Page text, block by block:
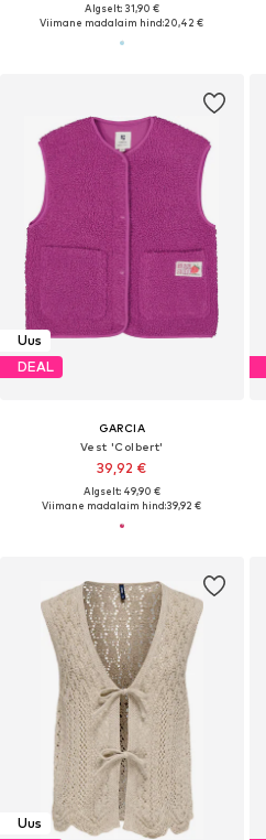
Algselt: 31,90 €
Viimane madalaim hind:20,42 €
Uus
DEAL
GARCIA
Vest 'Colbert'
39,92 €
Algselt: 49,90 €
Viimane madalaim hind:39,92 €
Uus